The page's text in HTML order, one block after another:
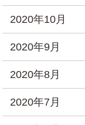
2020年10月
2020年9月
2020年8月
2020年7月